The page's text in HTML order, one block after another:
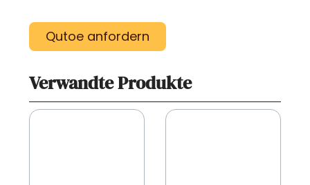
Qutoe anfordern
Verwandte Produkte